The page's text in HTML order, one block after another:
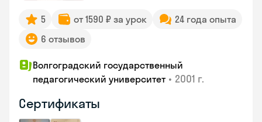
5 от 1590 ₽ за урок
24 года опыта
6 отзывов
Волгоградский государственный
педагогический университет • 2001 г.
Сертификаты